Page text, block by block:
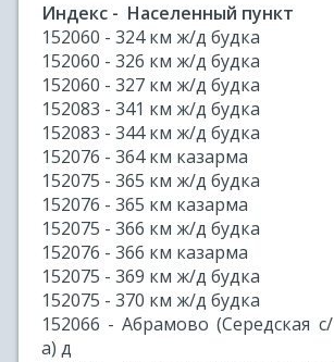
Индекс - Населенный пункт
152060 - 324 км ж/д будка
152060 - 326 км ж/д будка
152060 - 327 км ж/д будка
152083 - 341 км ж/д будка
152083 - 344 км ж/д будка
152076 - 364 км казарма
152075 - 365 км ж/д будка
152076 - 365 км казарма
152075 - 366 км ж/д будка
152076 - 366 км казарма
152075 - 369 км ж/д будка
152075 - 370 км ж/д будка
152066 - Абрамово (Середская с/
а) д